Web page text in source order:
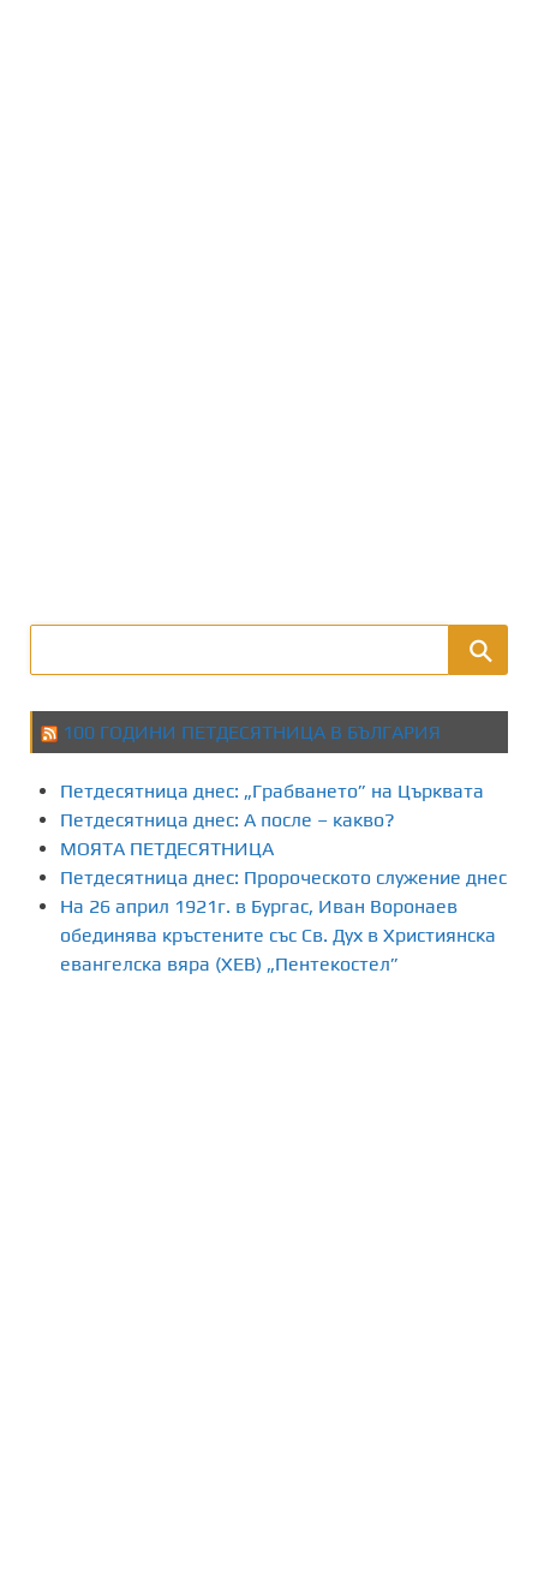
100 ГОДИНИ ПЕТДЕСЯТНИЦА В БЪЛГАРИЯ
Петдесятница днес: „Грабването” на Църквата
Петдесятница днес: А после – какво?
МОЯТА ПЕТДЕСЯТНИЦА
Петдесятница днес: Пророческото служение днес
На 26 април 1921г. в Бургас, Иван Воронаев
обединява кръстените със Св. Дух в Християнска
евангелска вяра (ХЕВ) „Пентекостел”